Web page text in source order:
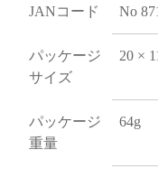
JANコード No
パッケージ
サイズ
20 ×
パッケージ
重量
64g